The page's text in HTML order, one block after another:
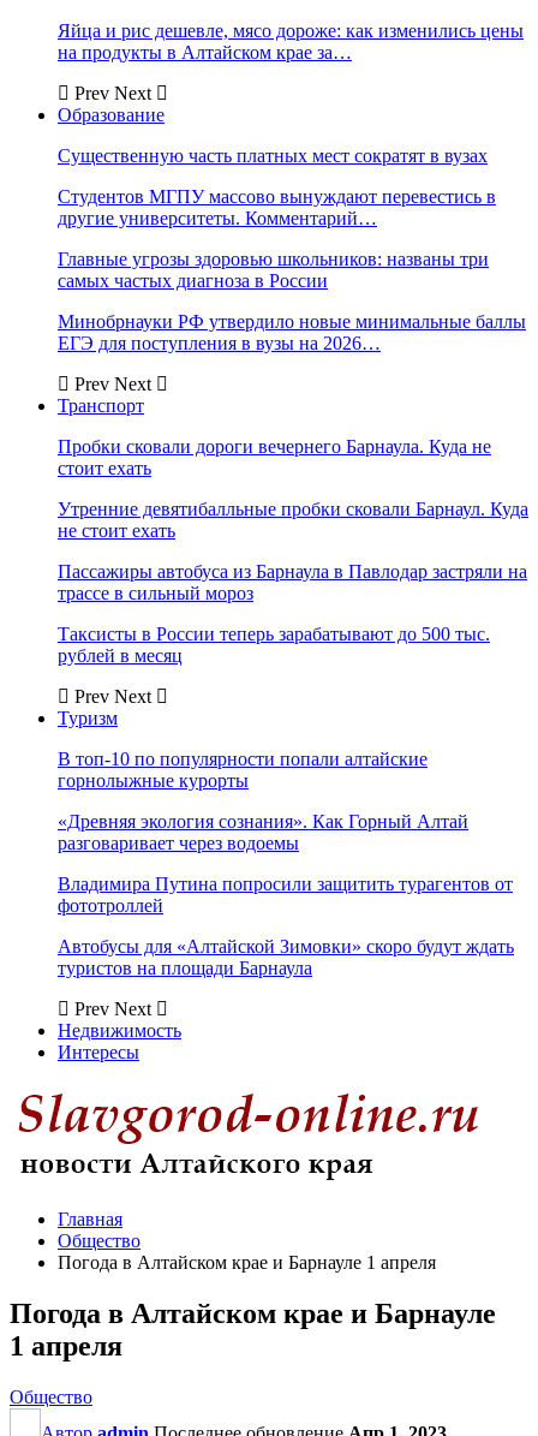
Яйца и рис дешевле, мясо дороже: как изменились цены
на продукты в Алтайском крае за…
Prev Next
Образование
Существенную часть платных мест сократят в вузах
Студентов МГПУ массово вынуждают перевестись в
другие университеты. Комментарий…
Главные угрозы здоровью школьников: названы три
самых частых диагноза в России
Минобрнауки РФ утвердило новые минимальные баллы
ЕГЭ для поступления в вузы на 2026…
Prev Next
Транспорт
Пробки сковали дороги вечернего Барнаула. Куда не
стоит ехать
Утренние девятибалльные пробки сковали Барнаул. Куда
не стоит ехать
Пассажиры автобуса из Барнаула в Павлодар застряли на
трассе в сильный мороз
Таксисты в России теперь зарабатывают до 500 тыс.
рублей в месяц
Prev Next
Туризм
В топ-10 по популярности попали алтайские
горнолыжные курорты
«Древняя экология сознания». Как Горный Алтай
разговаривает через водоемы
Владимира Путина попросили защитить турагентов от
фототроллей
Автобусы для «Алтайской Зимовки» скоро будут ждать
туристов на площади Барнаула
Prev Next
Недвижимость
Интересы
Главная
Общество
Погода в Алтайском крае и Барнауле 1 апреля
Погода в Алтайском крае и Барнауле
1 апреля
Общество